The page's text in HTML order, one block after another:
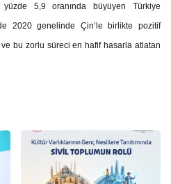
5,9 oranında büyüyen Türkiye
2020 genelinde Çin’le birlikte pozitif
bu zorlu süreci en hafif hasarla atlatan